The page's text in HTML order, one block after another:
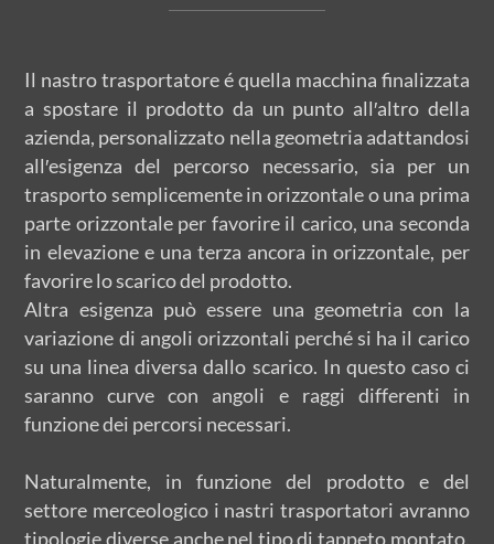
Il nastro trasportatore é quella macchina finalizzata
a spostare il prodotto da un punto all′altro della
azienda, personalizzato nella geometria adattandosi
all′esigenza del percorso necessario, sia per un
trasporto semplicemente in orizzontale o una prima
parte orizzontale per favorire il carico, una seconda
in elevazione e una terza ancora in orizzontale, per
favorire lo scarico del prodotto.
Altra esigenza può essere una geometria con la
variazione di angoli orizzontali perché si ha il carico
su una linea diversa dallo scarico. In questo caso ci
saranno curve con angoli e raggi differenti in
funzione dei percorsi necessari.
Naturalmente, in funzione del prodotto e del
settore merceologico i nastri trasportatori avranno
tipologie diverse anche nel tipo di tappeto montato,